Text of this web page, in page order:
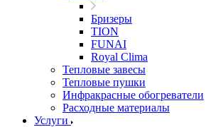
Бризеры
TION
FUNAI
Royal Clima
Тепловые завесы
Тепловые пушки
Инфракрасные обогреватели
Расходные материалы
Услуги